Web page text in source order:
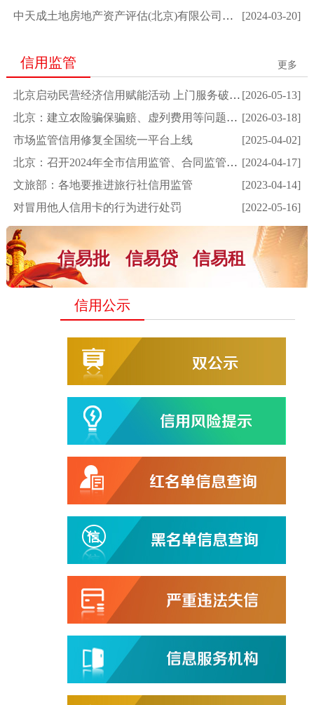
[2024-03-20]
中天成土地房地产资产评估(北京)有限公司被授予“ A...
更多
信用监管
[2026-05-13]
北京启动民营经济信用赋能活动 上门服务破解企业发展...
[2026-03-18]
北京：建立农险骗保骗赔、虚列费用等问题联合惩戒机制
[2025-04-02]
市场监管信用修复全国统一平台上线
[2024-04-17]
北京：召开2024年全市信用监管、合同监管工作会
[2023-04-14]
文旅部：各地要推进旅行社信用监管
[2022-05-16]
对冒用他人信用卡的行为进行处罚
信易批 信易贷 信易租
信用公示